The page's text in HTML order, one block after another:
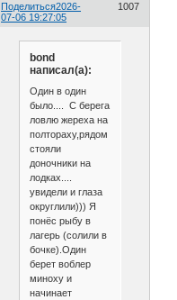
Поделиться 1007
2026-
07-06 19:27:05
bond
написал(а):
Один в один
было.... С берега
ловлю жереха на
полтораху,рядом
стояли
доночники на
лодках....
увидели и глаза
округлили))) Я
понёс рыбу в
лагерь (солили в
бочке).Один
берет воблер
миноху и
начинает